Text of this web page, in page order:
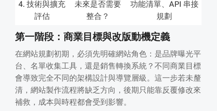
4. 技術與擴充
評估
未來是否需要
整合？
功能清單、API 串接
規劃
第一階段：商業目標與改版動機定義
在網站規劃初期，必須先明確網站角色：是品牌曝光平
台、名單收集工具，還是銷售轉換系統？不同商業目標
會導致完全不同的架構設計與導覽層級。這一步若未釐
清，網站製作流程將缺乏方向，後期只能靠反覆修改來
補救，成本與時程都會受到影響。